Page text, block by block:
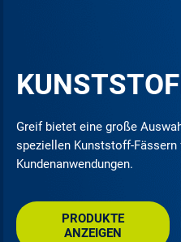
Greif bietet eine große
speziellen Kunststoff-Fässern
Kundenanwendungen.
PRODUKTE
ANZEIGEN